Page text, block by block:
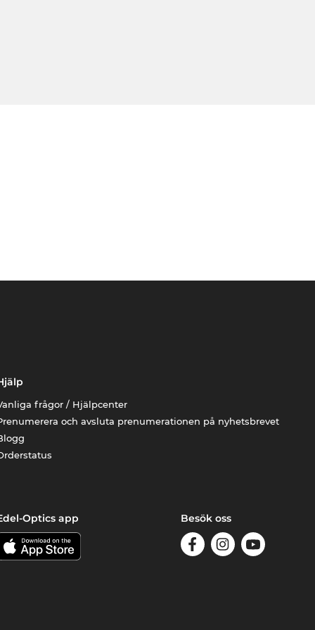
frågor / Hjälpcenter
och avsluta prenumerationen på nyhetsbrevet
Optics app Besök oss